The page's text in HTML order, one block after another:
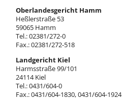
Oberlandesgericht Hamm
Heßlerstraße 53
59065 Hamm
Tel.: 02381/272-0
Fax.: 02381/272-518
Landgericht Kiel
Harmsstraße 99/101
24114 Kiel
Tel.: 0431/604-0
Fax.: 0431/604-1830, 0431/604-1924